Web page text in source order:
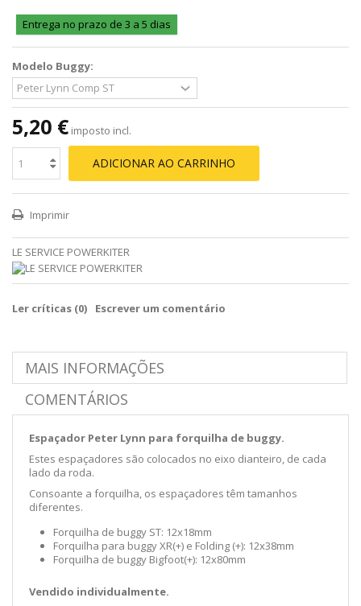
Entrega no prazo de 3 a 5 dias
Modelo Buggy:
5,20 € imposto incl.
ADICIONAR AO CARRINHO
Imprimir
LE SERVICE POWERKITER
Ler críticas (0) Escrever um comentário
MAIS INFORMAÇÕES
COMENTÁRIOS
Espaçador Peter Lynn para forquilha de buggy.
Estes espaçadores são colocados no eixo dianteiro, de cada
lado da roda.
Consoante a forquilha, os espaçadores têm tamanhos
diferentes.
Forquilha de buggy ST: 12x18mm
Forquilha para buggy XR(+) e Folding (+): 12x38mm
Forquilha de buggy Bigfoot(+): 12x80mm
Vendido individualmente.